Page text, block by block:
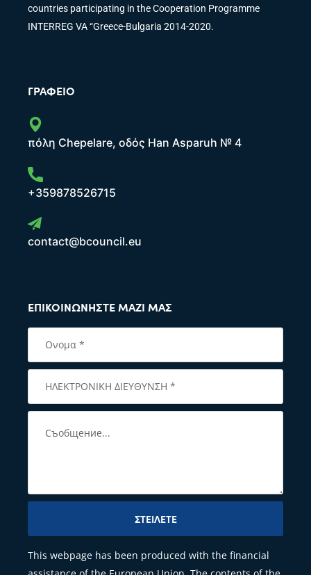
countries participating in the Cooperation Programme
INTERREG VA “Greece-Bulgaria 2014-2020.
ΓΡΑΦΕΊΟ
πόλη Chepelare, οδός Han Asparuh № 4
+359878526715
contact@bcouncil.eu
ΕΠΙΚΟΙΝΩΝΉΣΤΕ ΜΑΖΊ ΜΑΣ
ΣΤΕΊΛΕΤΕ
This webpage has been produced with the financial